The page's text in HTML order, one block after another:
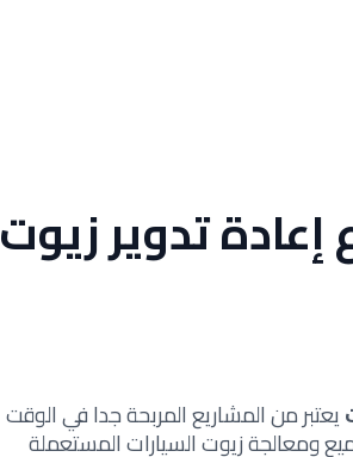
تدوير زيوت
يعتبر من المشاريع المربحة جدا في الوقت
ومعالجة زيوت السيارات المستعملة